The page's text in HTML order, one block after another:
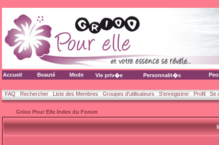
Accueil Beauté Mode Vie priv�e Personnalit�s
FAQ Rechercher Liste des Membres Groupes d'utilisateurs S'enregistrer Profil Se
Grioo Pour Elle Index du Forum